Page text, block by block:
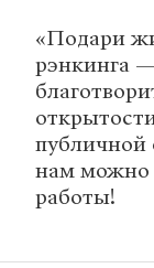
«Подари
рэнкинга
публичной
нам можно
работы!